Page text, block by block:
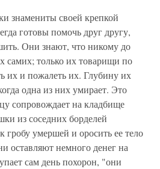
знамениты своей крепкой
готовы помочь друг другу,
Они знают, что никому до
самих; только их товарищи по
их и пожалеть их. Глубину их
одна из них умирает. Это
сопровождает на кладбище
из соседних борделей
гробу умершей и оросить ее тело
оставляют немного денег на
сам день похорон, "они